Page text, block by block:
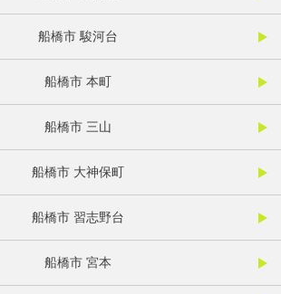
船橋市 駿河台
船橋市 本町
船橋市 三山
船橋市 大神保町
船橋市 習志野台
船橋市 宮本